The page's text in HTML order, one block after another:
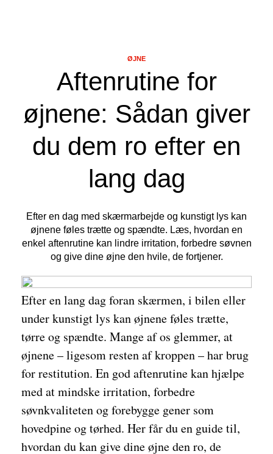
Aftenrutine for
øjnene: Sådan giver
du dem ro efter en
lang dag
ØJNE
Efter en dag med skærmarbejde og kunstigt lys kan
øjnene føles trætte og spændte. Læs, hvordan en
enkel aftenrutine kan lindre irritation, forbedre søvnen
og give dine øjne den hvile, de fortjener.
Efter en lang dag foran skærmen, i bilen eller
under kunstigt lys kan øjnene føles trætte,
tørre og spændte. Mange af os glemmer, at
øjnene – ligesom resten af kroppen – har brug
for restitution. En god aftenrutine kan hjælpe
med at mindske irritation, forbedre
søvnkvaliteten og forebygge gener som
hovedpine og tørhed. Her får du en guide til,
hvordan du kan give dine øjne den ro, de